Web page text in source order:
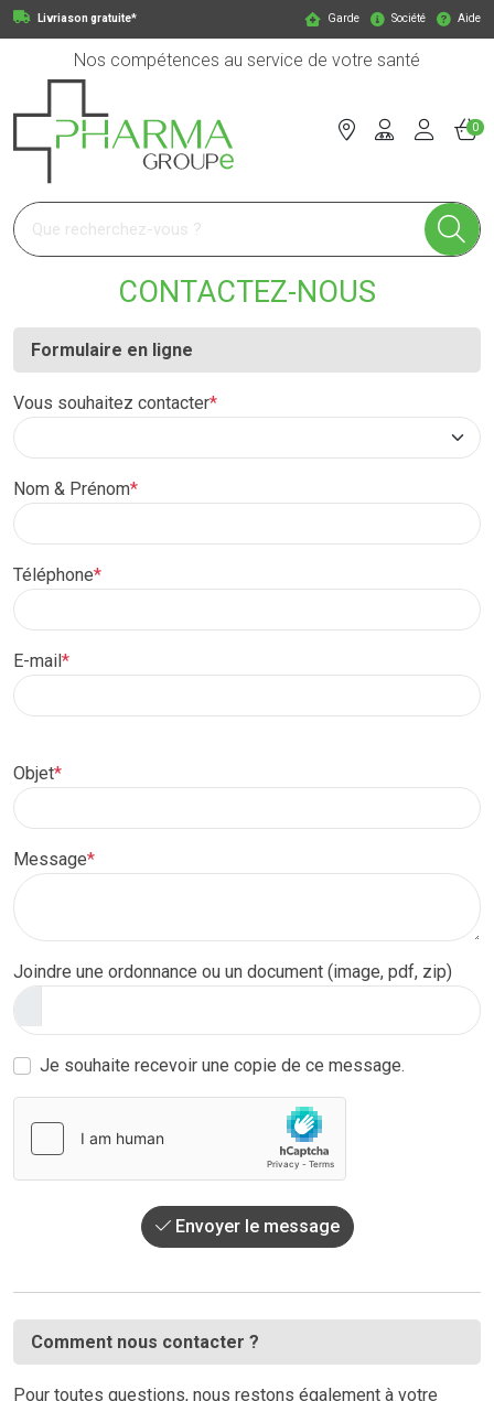
Livriason gratuite* Garde Société Aide
Nos compétences au service de votre santé
Pharmagroupe Votre pharmacie en ligne à votre service
0
CONTACTEZ-NOUS
Formulaire en ligne
Vous souhaitez contacter*
Nom & Prénom*
Téléphone*
E-mail *
Objet*
Message*
Joindre une ordonnance ou un document (image, pdf, zip)
Je souhaite recevoir une copie de ce message.
Envoyer le message
Comment nous contacter ?
Pour toutes questions, nous restons également à votre